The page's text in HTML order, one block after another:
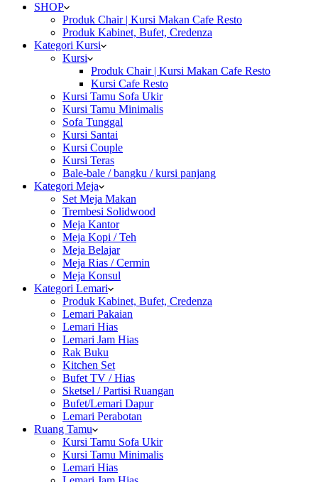
SHOP
Produk Chair | Kursi Makan Cafe Resto
Produk Kabinet, Bufet, Credenza
Kategori Kursi
Kursi
Produk Chair | Kursi Makan Cafe Resto
Kursi Cafe Resto
Kursi Tamu Sofa Ukir
Kursi Tamu Minimalis
Sofa Tunggal
Kursi Santai
Kursi Couple
Kursi Teras
Bale-bale / bangku / kursi panjang
Kategori Meja
Set Meja Makan
Trembesi Solidwood
Meja Kantor
Meja Kopi / Teh
Meja Belajar
Meja Rias / Cermin
Meja Konsul
Kategori Lemari
Produk Kabinet, Bufet, Credenza
Lemari Pakaian
Lemari Hias
Lemari Jam Hias
Rak Buku
Kitchen Set
Bufet TV / Hias
Sketsel / Partisi Ruangan
Bufet/Lemari Dapur
Lemari Perabotan
Ruang Tamu
Kursi Tamu Sofa Ukir
Kursi Tamu Minimalis
Lemari Hias